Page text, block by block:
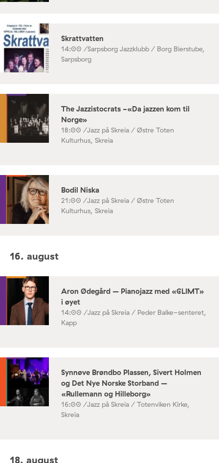
Skrattvatten
14:00 /Sarpsborg Jazzklubb / Borg Bierstube,
Sarpsborg
The Jazzistocrats -«Da jazzen kom til
Norge»
18:00 /Jazz på Skreia / Østre Toten
Kulturhus, Skreia
Bodil Niska
21:00 /Jazz på Skreia / Østre Toten
Kulturhus, Skreia
16. august
Aron Ødegård – Pianojazz med «GLIMT»
i øyet
14:00 /Jazz på Skreia / Peder Balke-senteret,
Kapp
Synnøve Brøndbo Plassen, Sivert Holmen
og Det Nye Norske Storband –
«Rullemann og Hilleborg»
16:00 /Jazz på Skreia / Totenviken Kirke,
Skreia
18. august